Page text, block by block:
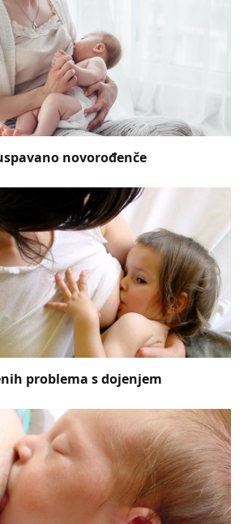
novorođenče
problema s dojenjem